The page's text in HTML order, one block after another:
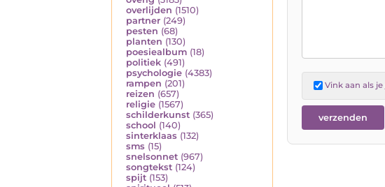
overlijden (1510)
partner (249)
pesten (68)
planten (130)
poesiealbum (18)
politiek (491)
psychologie (4383)
rampen (201)
reizen (657)
religie (1567)
schilderkunst (365)
school (140)
sinterklaas (132)
sms (15)
snelsonnet (967)
songtekst (124)
spijt (153)
Vink aan als je